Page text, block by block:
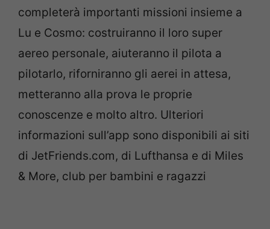
completerà importanti missioni insieme a
Lu e Cosmo: costruiranno il loro super
aereo personale, aiuteranno il pilota a
pilotarlo, riforniranno gli aerei in attesa,
metteranno alla prova le proprie
conoscenze e molto altro. Ulteriori
informazioni sull’app sono disponibili ai siti
di JetFriends.com, di Lufthansa e di Miles
& More, club per bambini e ragazzi